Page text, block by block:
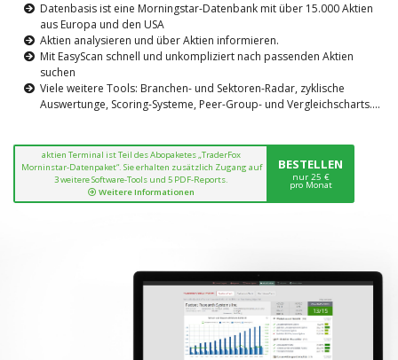
Datenbasis ist eine Morningstar-Datenbank mit über 15.000 Aktien
aus Europa und den USA
Aktien analysieren und über Aktien informieren.
Mit EasyScan schnell und unkompliziert nach passenden Aktien
suchen
Viele weitere Tools: Branchen- und Sektoren-Radar, zyklische
Auswertunge, Scoring-Systeme, Peer-Group- und Vergleichscharts....
aktien Terminal ist Teil des Abopaketes „TraderFox
Morninstar-Datenpaket“. Sie erhalten zusätzlich Zugang auf
3 weitere Software-Tools und 5 PDF-Reports.
Weitere Informationen
BESTELLEN
nur 25 €
pro Monat